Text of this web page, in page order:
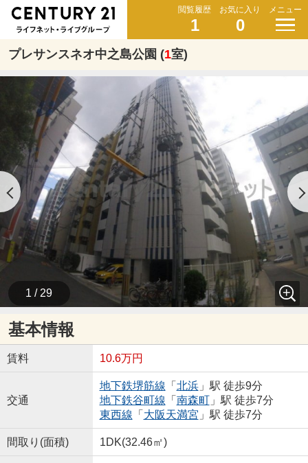
閲覧履歴
1
お気に入り
0
メニュー
プレサンスネオ中之島公園 (1室)
1 / 29
基本情報
賃料 10.6万円
交通
地下鉄堺筋線 「 北浜」駅 徒歩9分
地下鉄谷町線 「 南森町」駅 徒歩7分
東西線 「 大阪天満宮 」駅 徒歩7分
間取り(面積) 1DK(32.46㎡)